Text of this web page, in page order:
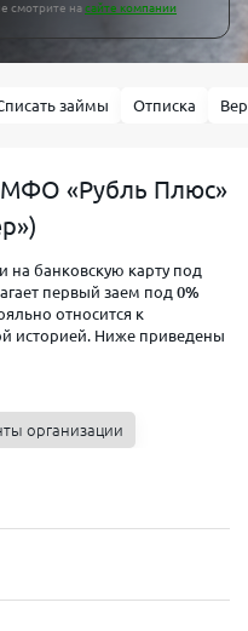
смотрите насайте компании
займы Отписка
МФО «Рубль Плюс»
на банковскую карту под
первый заем под 0%
относится к
историей. Ниже приведены
для получения
организации